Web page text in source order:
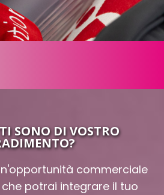
SONO DI VOSTRO
commerciale
potrai integrare il tuo